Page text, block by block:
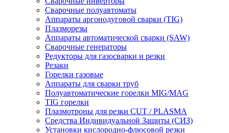
Сварочные полуавтоматы
Аппараты аргонодуговой сварки (TIG)
Плазморезы
Аппараты автоматической сварки (SAW)
Сварочные генераторы
Редукторы для газосварки и резки
Резаки
Горелки газовые
Аппараты для сварки труб
Полуавтоматические горелки MIG/MAG
TIG горелки
Плазмотроны для резки CUT / PLASMA
Средства Индивидуальной Защиты (СИЗ)
Установки кислородно-флюсовой резки